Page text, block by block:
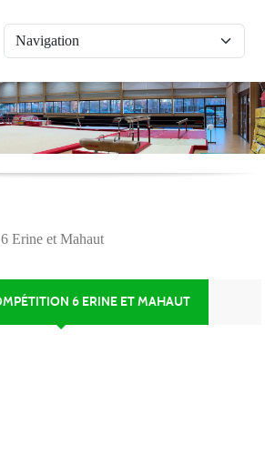
Erine et Mahaut
6 ERINE ET MAHAUT